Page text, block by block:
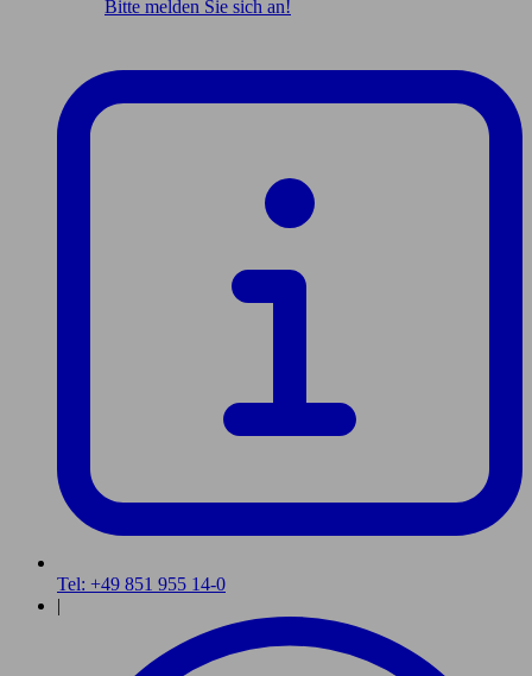
Bitte melden Sie sich an!
Tel: +49 851 955 14-0
|